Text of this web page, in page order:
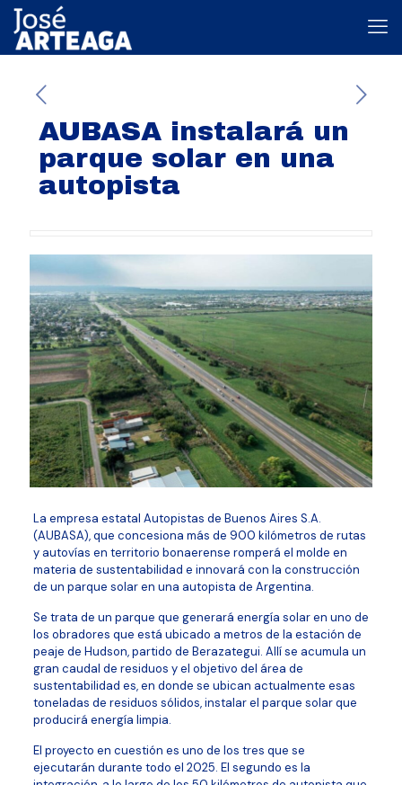
AUBASA instalará un
parque solar en una
autopista
La empresa estatal Autopistas de Buenos Aires S.A.
(AUBASA), que concesiona más de 900 kilómetros de rutas
y autovías en territorio bonaerense romperá el molde en
materia de sustentabilidad e innovará con la construcción
de un parque solar en una autopista de Argentina.
Se trata de un parque que generará energía solar en uno de
los obradores que está ubicado a metros de la estación de
peaje de Hudson, partido de Berazategui. Allí se acumula un
gran caudal de residuos y el objetivo del área de
sustentabilidad es, en donde se ubican actualmente esas
toneladas de residuos sólidos, instalar el parque solar que
producirá energía limpia.
El proyecto en cuestión es uno de los tres que se
ejecutarán durante todo el 2025. El segundo es la